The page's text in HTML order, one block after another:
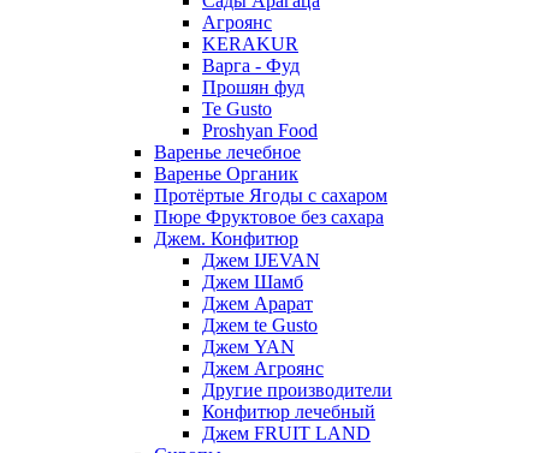
Агроянс
KERAKUR
Варга - Фуд
Прошян фуд
Te Gusto
Proshyan Food
Варенье лечебное
Варенье Органик
Протёртые Ягоды с сахаром
Пюре Фруктовое без сахара
Джем. Конфитюр
Джем IJEVAN
Джем Шамб
Джем Арарат
Джем te Gusto
Джем YAN
Джем Агроянс
Другие производители
Конфитюр лечебный
Джем FRUIT LAND